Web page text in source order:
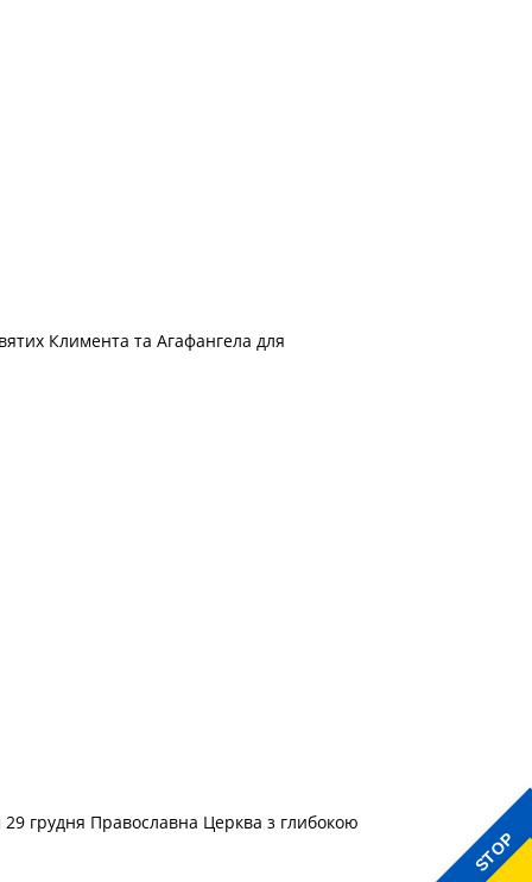
STOP
Климента та Агафангела для
грудня Православна Церква з глибокою